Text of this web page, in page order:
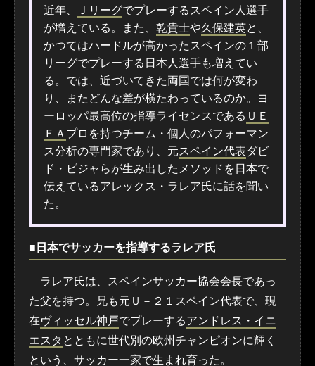
近年、 Ｊリーグでプレーするスペイン人選手
が増えている。また、 乾貴士や久保建英と、
かつてはハードルが高かったスペインの１部
リーグでプレーする日本人選手も増えてい
る。では、近づいてきた両国では何が変わ
り、またどんな差が横たわっているのか。ヨ
ーロッパ最高位の指導ライセンスである ＵＥ
ＦＡ プロを持つチーム・個人のパフォーマン
ス分析の専門家であり、元スペイン代表ダビ
ド・ビジャらが生み出したメソッドを日本で
伝えているアレックス・ラレア氏に話を聞い
た。
■日本でサッカーを指導するラレア氏
ラレア氏は、スペインサッカー協会会長であっ
た父を持つ。兄も元Ｕ－２１スペイン代表で、現
在ヴィッセル神戸でプレーするアンドレス・イニ
エスタ とともに世代別の欧州チャンピオンに輝く
という、サッカー一家で生まれ育った。